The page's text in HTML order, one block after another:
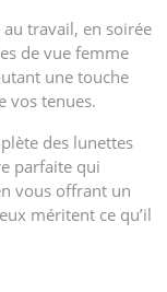
travail, en soirée
de vue femme
une touche
vos tenues.
des lunettes
parfaite qui
vous offrant un
méritent ce qu’il